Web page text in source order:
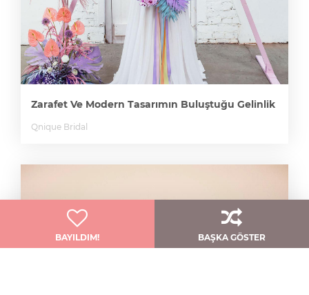
BAYILDIM! BAŞKA GÖSTER
Zarafet Ve Modern Tasarımın Buluştuğu Gelinlik
Qnique Bridal